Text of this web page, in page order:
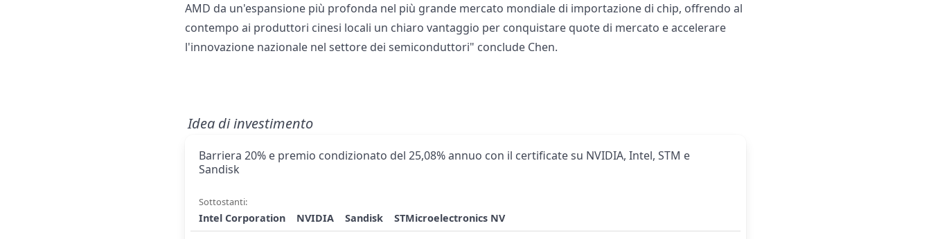
AMD da un'espansione più profonda nel più grande mercato mondiale di importazione di chip, offrendo al
contempo ai produttori cinesi locali un chiaro vantaggio per conquistare quote di mercato e accelerare
l'innovazione nazionale nel settore dei semiconduttori" conclude Chen.
Idea di investimento
Barriera 20% e premio condizionato del 25,08% annuo con il certificate su NVIDIA, Intel, STM e
Sandisk
Sottostanti:
Intel Corporation NVIDIA Sandisk STMicroelectronics NV